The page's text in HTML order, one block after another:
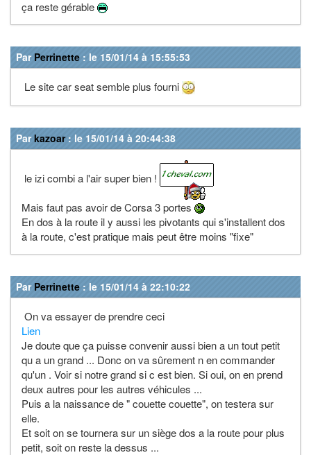
ça reste gérable
Par Perrinette : le 15/01/14 à 15:55:53
Le site car seat semble plus fourni
Parkazoar: le 15/01/14 à 20:44:38
le izi combi a l'air super bien !
Mais faut pas avoir de Corsa 3 portes
En dos à la route il y aussi les pivotants qui s'installent dos
à la route, c'est pratique mais peut être moins "fixe"
Par Perrinette : le 15/01/14 à 22:10:22
On va essayer de prendre ceci
Lien
Je doute que ça puisse convenir aussi bien a un tout petit
qu a un grand ... Donc on va sûrement n en commander
qu'un . Voir si notre grand si c est bien. Si oui, on en prend
deux autres pour les autres véhicules ...
Puis a la naissance de " couette couette", on testera sur
elle.
Et soit on se tournera sur un siège dos a la route pour plus
petit, soit on reste la dessus ...